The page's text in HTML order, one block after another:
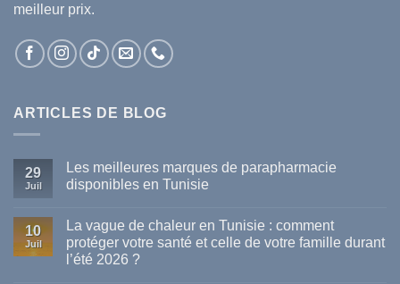
meilleur prix.
ARTICLES DE BLOG
29
Juil
Les meilleures marques de parapharmacie
disponibles en Tunisie
sur
meilleures
marques
10
Juil
La vague de chaleur en Tunisie : comment
protéger votre santé et celle de votre famille durant
l’été 2026 ?